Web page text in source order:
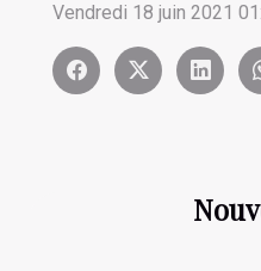
Vendredi 18 juin 2021